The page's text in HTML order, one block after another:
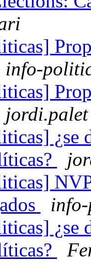
info-
¿se
¿se